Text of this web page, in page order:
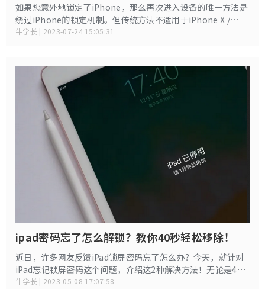
如果您意外地锁定了iPhone，那么再次进入设备的唯一方法是
绕过iPhone的锁定机制。但传统方法不适用于iPhone X /
8/7/6/5 / SE等复杂设备。所以， 如何删除屏幕锁定 ？
牛学长 | 2023-07-24 15:05:31
ipad密码忘了怎么解锁？教你40秒轻松移除！
近日，许多网友反馈iPad锁屏密码忘了怎么办？今天，就针对
iPad忘记锁屏密码这个问题，介绍这2种解决方法！无论是4位/
6位数字密码，指纹锁或人脸识别锁，都可以用三种方法其一进
牛学长 | 2023-05-08 17:07:58